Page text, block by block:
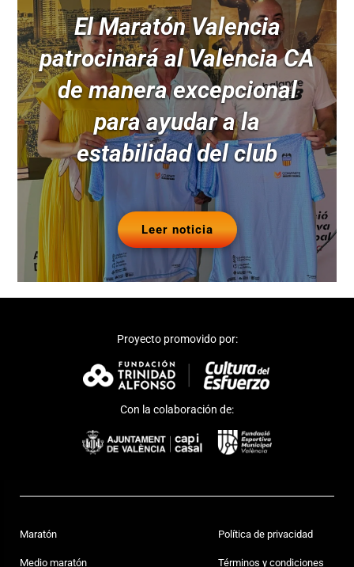
El Maratón Valencia
patrocinará al Valencia CA
de manera excepcional
para ayudar a la
estabilidad del club
Leer noticia
Proyecto promovido por:
Con la colaboración de:
Maratón
Medio maratón
Política de privacidad
Términos y condiciones